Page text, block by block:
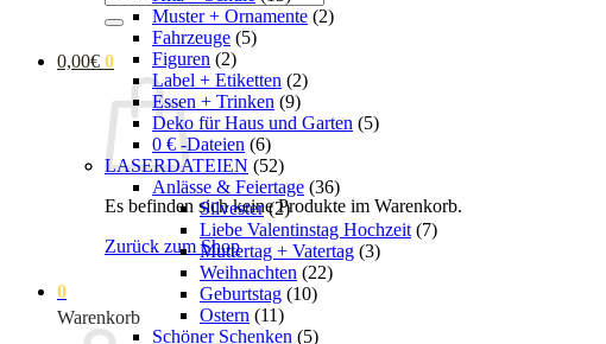
nach:
0,00€ 0
Es befinden sich keine Produkte im Warenkorb.
Zurück zum Shop
0
Warenkorb
Muster + Ornamente (2)
Fahrzeuge (5)
Figuren (2)
Label + Etiketten (2)
Essen + Trinken (9)
Deko für Haus und Garten (5)
0 € -Dateien (6)
LASERDATEIEN (52)
Anlässe & Feiertage (36)
Silvester (2)
Liebe Valentinstag Hochzeit (7)
Muttertag + Vatertag (3)
Weihnachten (22)
Geburtstag (10)
Ostern (11)
Schöner Schenken (5)